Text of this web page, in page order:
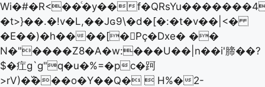
Wi�#�R<��ͨ�y��
�t>}��.�!v�L,��Jɢ9\�d�[�:�t�v��|<�
�E��)�h����[�͘Pç܏�Dxe� ��
N�"����Z8�A�w:���U��|n��i'腣��?
$�疘g`g"q�u�%=�pc�跒
>rV)�߰���o�Y��Q�  H%�2-